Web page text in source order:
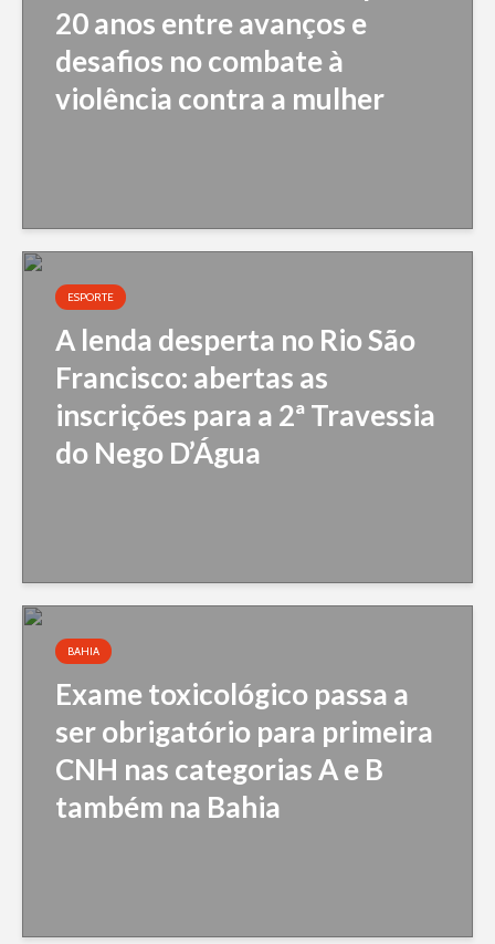
20 anos entre avanços e
desafios no combate à
violência contra a mulher
ESPORTE
A lenda desperta no Rio São
Francisco: abertas as
inscrições para a 2ª Travessia
do Nego D’Água
BAHIA
Exame toxicológico passa a
ser obrigatório para primeira
CNH nas categorias A e B
também na Bahia